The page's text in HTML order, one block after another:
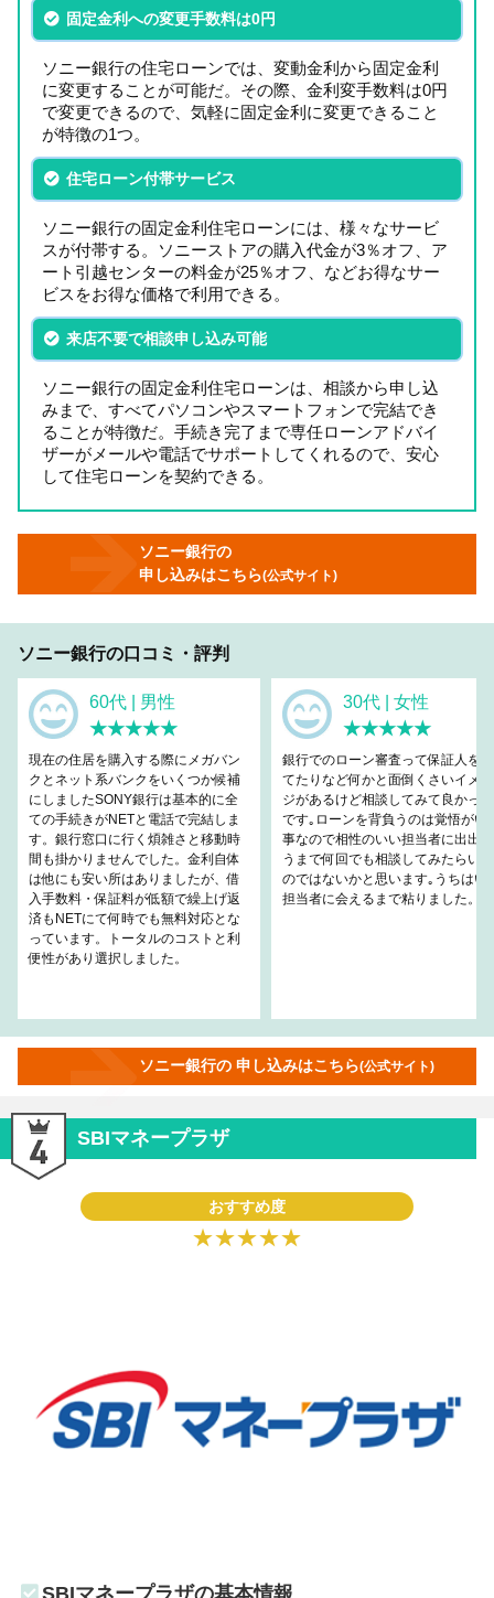
固定金利への変更手数料は0円
ソニー銀行の住宅ローンでは、変動金利から固定金利
に変更することが可能だ。その際、金利変手数料は0円
で変更できるので、気軽に固定金利に変更できること
が特徴の1つ。
住宅ローン付帯サービス
ソニー銀行の固定金利住宅ローンには、様々なサービ
スが付帯する。ソニーストアの購入代金が3％オフ、ア
ート引越センターの料金が25％オフ、などお得なサー
ビスをお得な価格で利用できる。
来店不要で相談申し込み可能
ソニー銀行の固定金利住宅ローンは、相談から申し込
みまで、すべてパソコンやスマートフォンで完結でき
ることが特徴だ。手続き完了まで専任ローンアドバイ
ザーがメールや電話でサポートしてくれるので、安心
して住宅ローンを契約できる。
ソニー銀行の
申し込みはこちら(公式サイト)
ソニー銀行の口コミ・評判
60代 | 男性
★★★★★
現在の住居を購入する際にメガバン
クとネット系バンクをいくつか候補
にしましたSONY銀行は基本的に全
ての手続きがNETと電話で完結しま
す。銀行窓口に行く煩雑さと移動時
間も掛かりませんでした。金利自体
は他にも安い所はありましたが、借
入手数料・保証料が低額で繰上げ返
済もNETにて何時でも無料対応とな
っています。トータルのコストと利
便性があり選択しました。
30代 | 女性
★★★★★
銀行でのローン審査って保証人を立
てたりなど何かと面倒くさいイメー
ジがあるけど相談してみて良かった
です｡ローンを背負うのは覚悟がい
事なので相性のいい担当者に出出会
うまで何回でも相談してみたらいい
のではないかと思います｡うちはい
担当者に会えるまで粘りました。
ソニー銀行の 申し込みはこちら(公式サイト)
SBIマネープラザ
おすすめ度
★★★★★